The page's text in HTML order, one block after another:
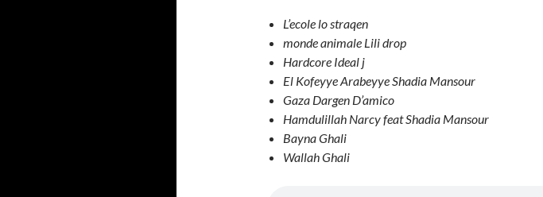
L’ecole lo straqen
monde animale Lili drop
Hardcore Ideal j
El Kofeyye Arabeyye Shadia Mansour
Gaza Dargen D’amico
Hamdulillah Narcy feat Shadia Mansour
Bayna Ghali
Wallah Ghali